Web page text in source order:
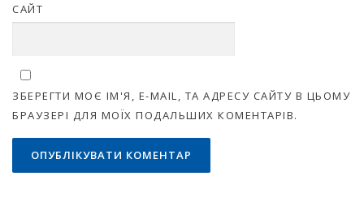
САЙТ
ЗБЕРЕГТИ МОЄ ІМ'Я, E-MAIL, ТА АДРЕСУ САЙТУ В ЦЬОМУ
БРАУЗЕРІ ДЛЯ МОЇХ ПОДАЛЬШИХ КОМЕНТАРІВ.